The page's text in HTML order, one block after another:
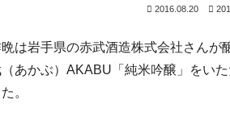
2016.08.20
は岩手県の赤武酒造株式会社さんが
あかぶ）AKABU「純米吟醸」をいた
。